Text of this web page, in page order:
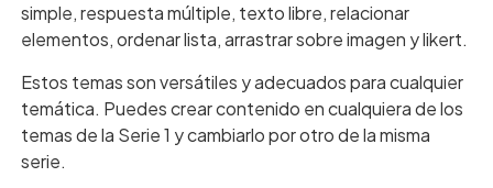
simple, respuesta múltiple, texto libre, relacionar
elementos, ordenar lista, arrastrar sobre imagen y likert.
Estos temas son versátiles y adecuados para cualquier
temática. Puedes crear contenido en cualquiera de los
temas de la Serie 1 y cambiarlo por otro de la misma
serie.